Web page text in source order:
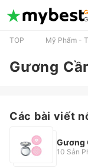
TOP Mỹ Phẩm -
Gương
Các bài viết
Gương
10 Sản